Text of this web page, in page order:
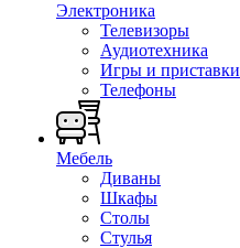
Электроника
Телевизоры
Аудиотехника
Игры и приставки
Телефоны
Мебель
Диваны
Шкафы
Столы
Стулья